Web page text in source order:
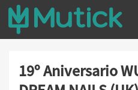
19º Aniversario